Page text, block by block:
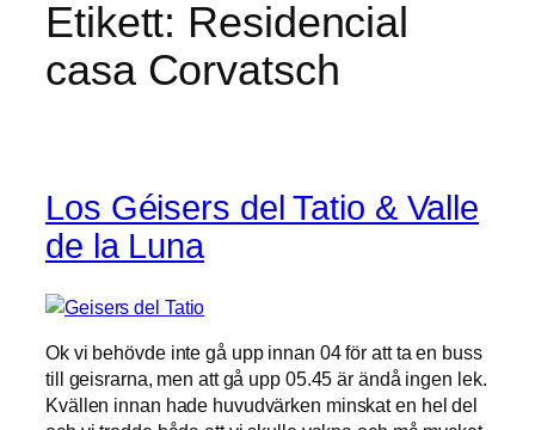
Etikett: Residencial
casa Corvatsch
Los Géisers del Tatio & Valle
de la Luna
Ok vi behövde inte gå upp innan 04 för att ta en buss
till geisrarna, men att gå upp 05.45 är ändå ingen lek.
Kvällen innan hade huvudvärken minskat en hel del